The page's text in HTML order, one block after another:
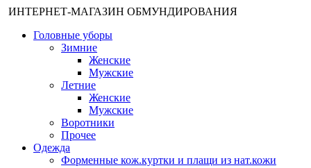
ИНТЕРНЕТ-МАГАЗИН ОБМУНДИРОВАНИЯ
Головные уборы
Зимние
Женские
Мужские
Летние
Женские
Мужские
Воротники
Прочее
Одежда
Форменные кож.куртки и плащи из нат.кожи